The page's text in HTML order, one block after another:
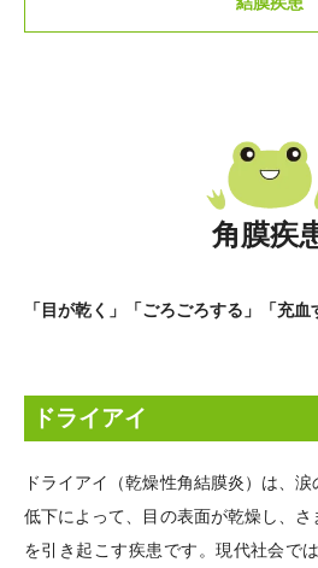
角膜疾
「目が乾く」「ごろごろする」「充血
ドライアイ
ドライアイ（乾燥性角結膜炎）は、
低下によって、目の表面が乾燥し、
を引き起こす疾患です。現代社会で